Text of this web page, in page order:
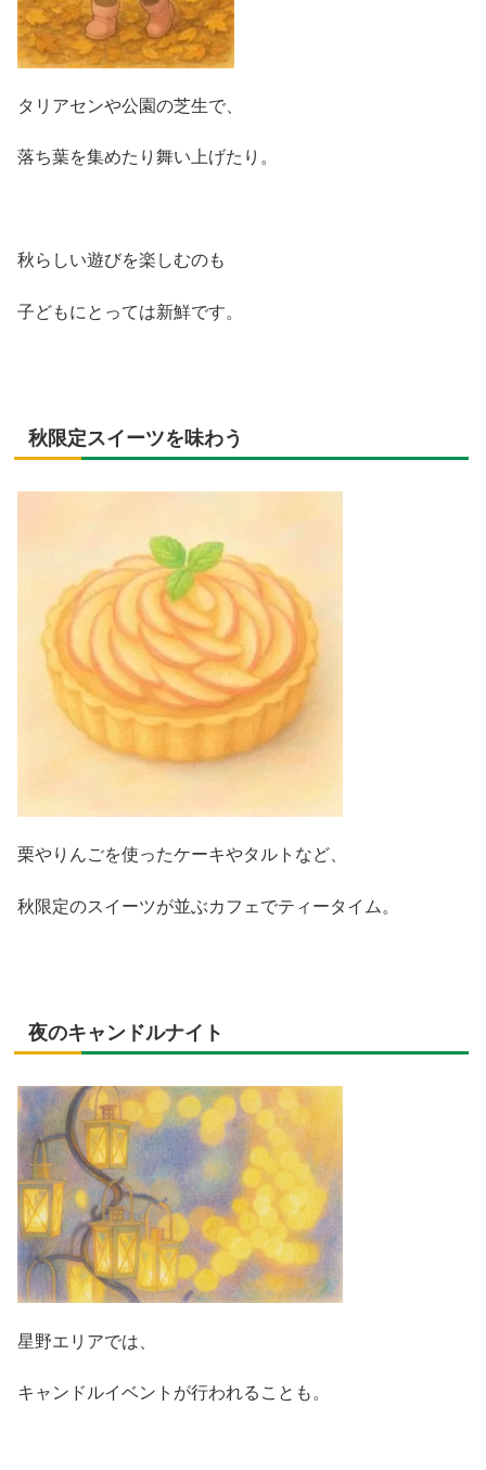
タリアセンや公園の芝生で、
落ち葉を集めたり舞い上げたり。
秋らしい遊びを楽しむのも
子どもにとっては新鮮です。
秋限定スイーツを味わう
栗やりんごを使ったケーキやタルトなど、
秋限定のスイーツが並ぶカフェでティータイム。
夜のキャンドルナイト
星野エリアでは、
キャンドルイベントが行われることも。